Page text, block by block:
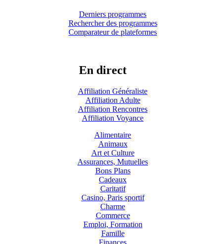
Derniers programmes
Rechercher des programmes
Comparateur de plateformes
En direct
Affiliation Généraliste
Affiliation Adulte
Affiliation Rencontres
Affiliation Voyance
Alimentaire
Animaux
Art et Culture
Assurances, Mutuelles
Bons Plans
Cadeaux
Caritatif
Casino, Paris sportif
Charme
Commerce
Emploi, Formation
Famille
Finances